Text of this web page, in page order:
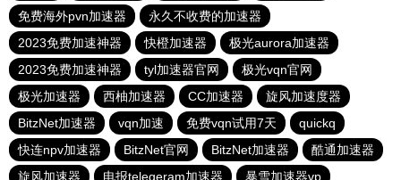
免费海外pvn加速器
永久不收费的加速器
2023免费加速神器
快橙加速器
极光aurora加速器
2023免费加速神器
tyl加速器官网
极光vqn官网
极光加速器
西柚加速器 CC加速器
旋风加速度器
BitzNet加速器
vqn加速 免费vqn试用7天
quickq
快连npv加速器
BitzNet官网 BitzNet加速器
酷通加速器
旋风加速器
电报telegeram加速器 暴雪加速器vp